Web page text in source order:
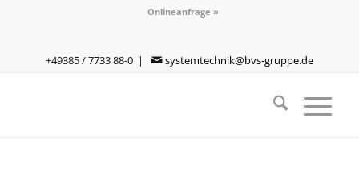
Onlineanfrage »
+49385 / 7733 88-0 | systemtechnik@bvs-gruppe.de